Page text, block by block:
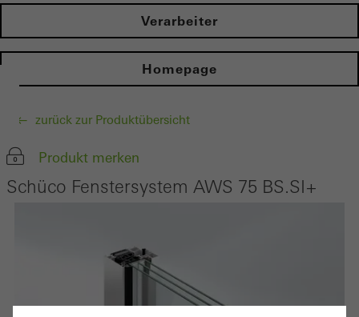
Verarbeiter
Homepage
zurück zur Produktübersicht
Produkt merken
Schüco Fenstersystem AWS 75 BS.SI+